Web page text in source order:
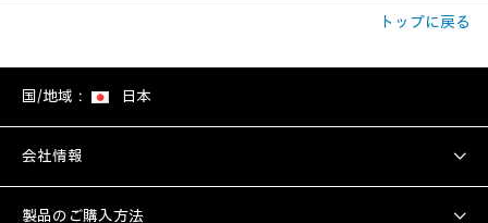
トップに戻る
国/地域： 日本
会社情報
製品のご購入方法